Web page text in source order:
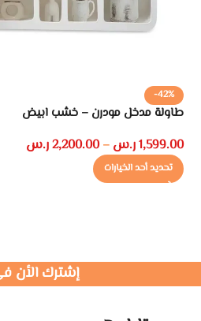
-42%
طاولة مدخل مودرن – خشب ابيض
1,599.00ر.س –
2,200.00ر.س
تحديد أحد الخيارات
إشترك الأن